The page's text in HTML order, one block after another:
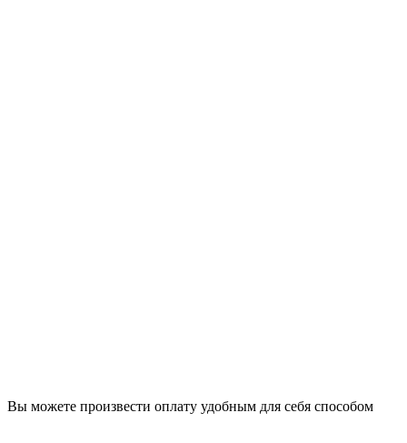
Вы можете произвести оплату удобным для себя способом